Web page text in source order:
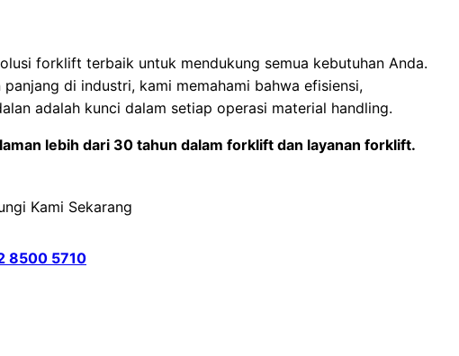
forklift terbaik untuk mendukung semua kebutuhan Anda.
panjang di industri, kami memahami bahwa efisiensi,
adalah kunci dalam setiap operasi material handling.
lebih dari 30 tahun dalam forklift dan layanan forklift.
Kami Sekarang
8500 5710